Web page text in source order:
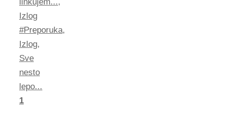
linkujem...,
Izlog
#Preporuka,
Izlog,
Sve
nesto
lepo...
1